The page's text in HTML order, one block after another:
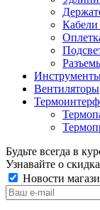
Кабели
Вентиляторы
Будьте всегда в
Узнавайте о
Новости